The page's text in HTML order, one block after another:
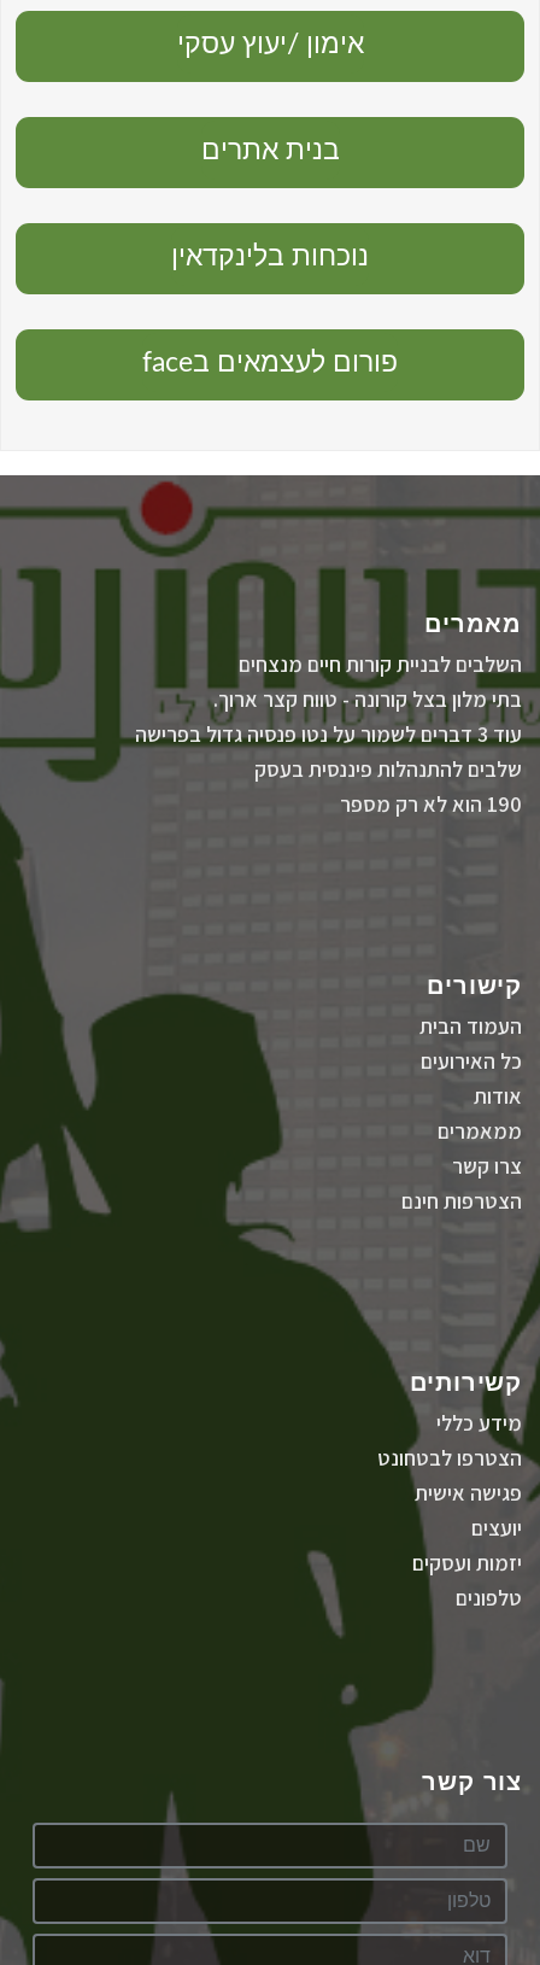
אימון /יעוץ עסקי
בנית אתרים
נוכחות בלינקדאין
פורום לעצמאים בface
מאמרים
השלבים לבניית קורות חיים מנצחים
בתי מלון בצל קורונה - טווח קצר ארוך.
עוד 3 דברים לשמור על נטו פנסיה גדול בפרישה
שלבים להתנהלות פיננסית בעסק
190 הוא לא רק מספר
קישורים
העמוד הבית
כל האירועים
אודות
ממאמרים
צרו קשר
הצטרפות חינם
קשירותים
מידע כללי
הצטרפו לבטחונט
פגישה אישית
יועצים
יזמות ועסקים
טלפונים
צור קשר